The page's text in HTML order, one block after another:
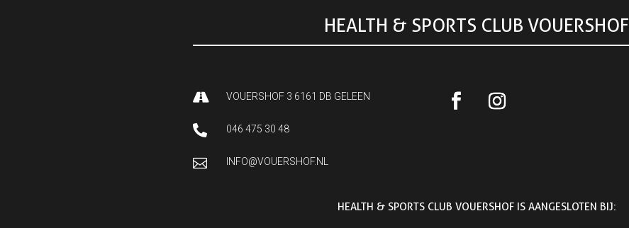
HEALTH & SPORTS CLUB VOUERSHOF
 VOUERSHOF 3 6161 DB GELEEN
 046 475 30 48
 INFO@VOUERSHOF.NL
HEALTH & SPORTS CLUB VOUERSHOF IS AANGESLOTEN BIJ: